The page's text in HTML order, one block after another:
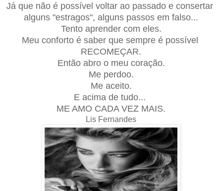
Já que não é possível voltar ao passado e consertar
alguns "estragos", alguns passos em falso...
Tento aprender com eles.
Meu conforto é saber que sempre é possível
RECOMEÇAR.
Então abro o meu coração.
Me perdoo.
Me aceito.
E acima de tudo...
ME AMO CADA VEZ MAIS.
Lis Fernandes